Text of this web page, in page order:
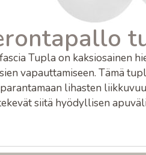
Tupla on kaksiosainen
vapauttamiseen. Tämä
lihasten
siitä hyödyllisen